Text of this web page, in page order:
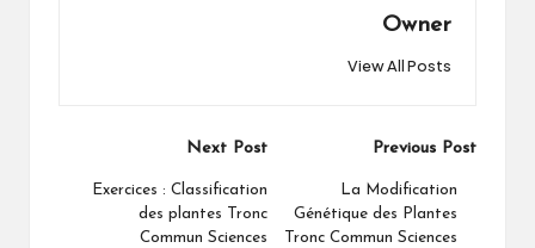
Owner
View All Posts
Post
navigation
Previous Post
La Modification
Génétique des Plantes
Tronc Commun Sciences
Next Post
Exercices : Classification
des plantes Tronc
Commun Sciences